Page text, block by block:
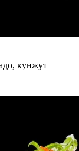
кунжут